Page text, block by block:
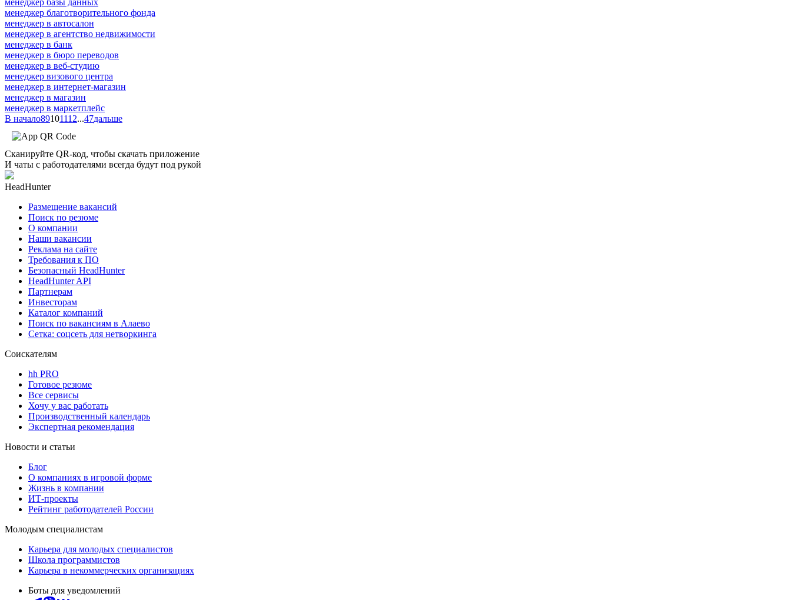
менеджер благотворительного фонда
менеджер в автосалон
менеджер в агентство недвижимости
менеджер в банк
менеджер в бюро переводов
менеджер в веб-студию
менеджер визового центра
менеджер в интернет-магазин
менеджер в магазин
менеджер в маркетплейс
В начало89101112...47дальше
Сканируйте QR-код, чтобы скачать приложение
И чаты с работодателями всегда будут под рукой
HeadHunter
Размещение вакансий
Поиск по резюме
О компании
Наши вакансии
Реклама на сайте
Требования к ПО
Безопасный HeadHunter
HeadHunter API
Партнерам
Инвесторам
Каталог компаний
Поиск по вакансиям в Алаево
Сетка: соцсеть для нетворкинга
Соискателям
hh PRO
Готовое резюме
Все сервисы
Хочу у вас работать
Производственный календарь
Экспертная рекомендация
Новости и статьи
Блог
О компаниях в игровой форме
Жизнь в компании
ИТ-проекты
Рейтинг работодателей России
Молодым специалистам
Карьера для молодых специалистов
Школа программистов
Карьера в некоммерческих организациях
Боты для уведомлений